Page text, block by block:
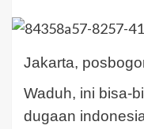
Jakarta,
Waduh, ini bisa-
dugaan